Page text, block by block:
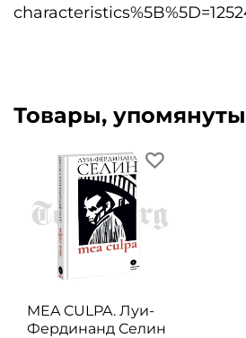
Товары,
MEA CULPA. Луи-
Фердинанд Селин